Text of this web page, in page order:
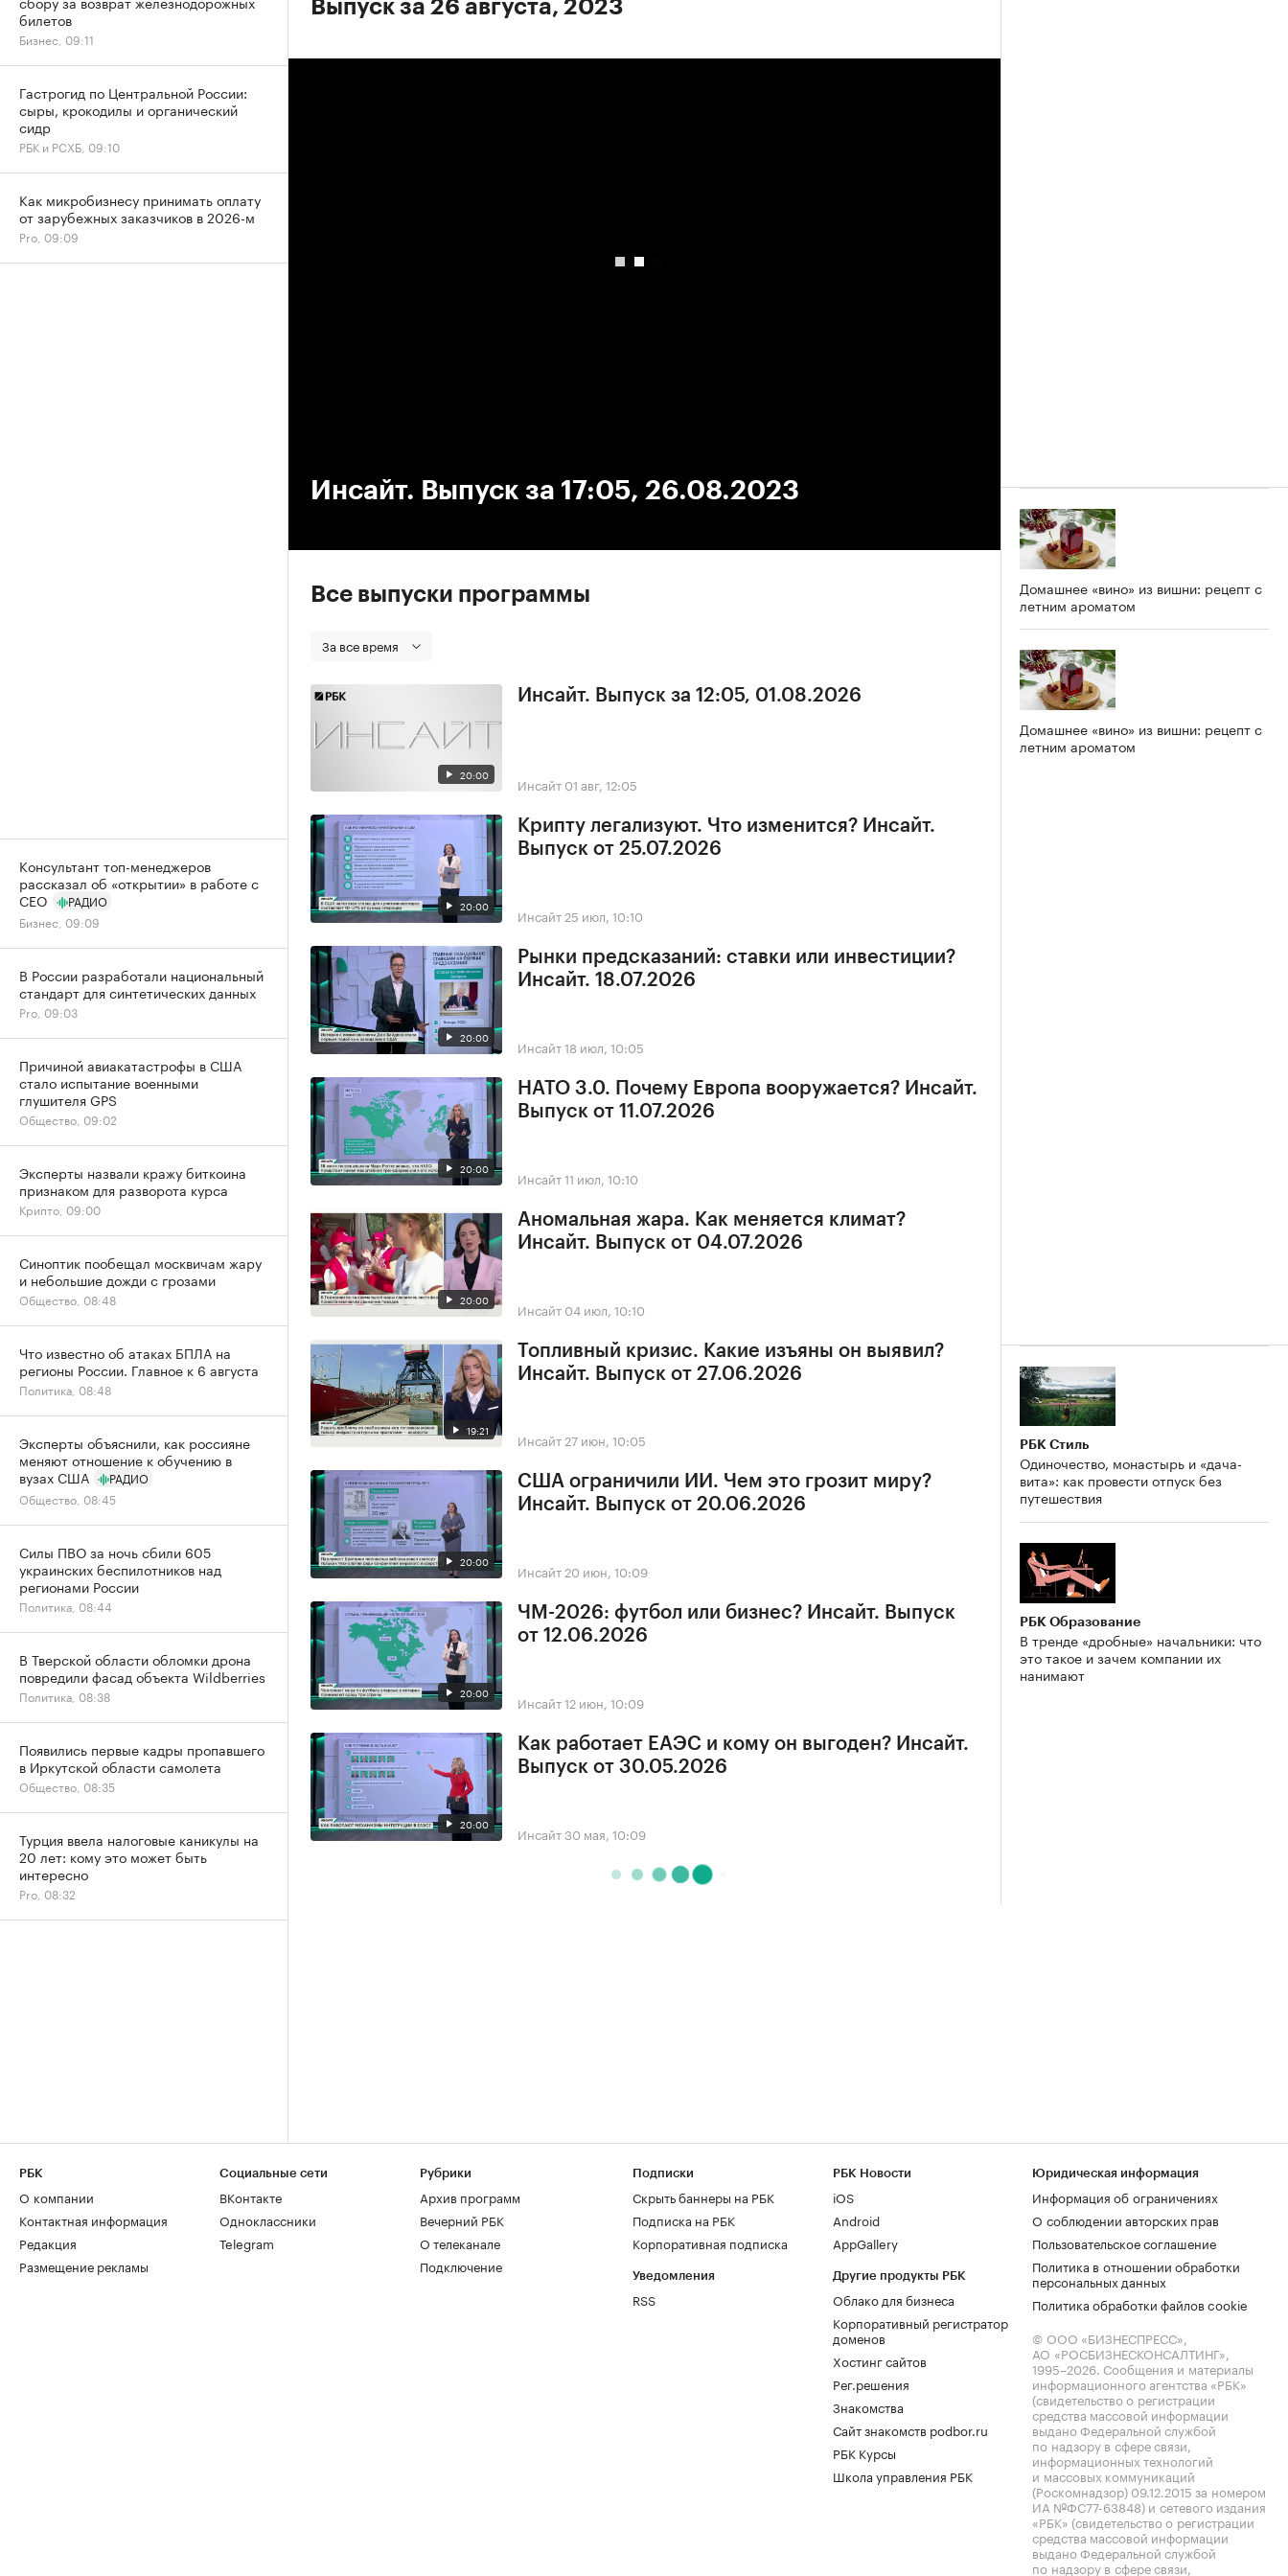
Выпуск за 26 августа, 2023
Инсайт. Выпуск за 17:05, 26.08.2023
Все выпуски программы
За все время
20:00
Инсайт. Выпуск за 12:05, 01.08.2026
Инсайт 01 авг, 12:05
20:00
Крипту легализуют. Что изменится? Инсайт.
Выпуск от 25.07.2026
Инсайт 25 июл, 10:10
20:00
Рынки предсказаний: ставки или инвестиции?
Инсайт. 18.07.2026
Инсайт18 июл, 10:05
20:00
НАТО 3.0. Почему Европа вооружается? Инсайт.
Выпуск от 11.07.2026
Инсайт11 июл, 10:10
20:00
Аномальная жара. Как меняется климат?
Инсайт. Выпуск от 04.07.2026
Инсайт 04 июл, 10:10
19:21
Топливный кризис. Какие изъяны он выявил?
Инсайт. Выпуск от 27.06.2026
Инсайт 27 июн, 10:05
20:00
США ограничили ИИ. Чем это грозит миру?
Инсайт. Выпуск от 20.06.2026
Инсайт 20 июн, 10:09
20:00
ЧМ-2026: футбол или бизнес? Инсайт. Выпуск
от 12.06.2026
Инсайт12 июн, 10:09
20:00
Как работает ЕАЭС и кому он выгоден? Инсайт.
Выпуск от 30.05.2026
Инсайт30 мая, 10:09
Домашнее «вино» из вишни: рецепт с
летним ароматом
Домашнее «вино» из вишни: рецепт с
летним ароматом
РБК Стиль
Одиночество, монастырь и «дача-
вита»: как провести отпуск без
путешествия
РБК Образование
В тренде «дробные» начальники: что
это такое и зачем компании их
нанимают
билетов
Бизнес, 09:11
Гастрогид по Центральной России:
сыры, крокодилы и органический
сидр
РБК и РСХБ, 09:10
Как микробизнесу принимать оплату
от зарубежных заказчиков в 2026-м
Pro, 09:09
Консультант топ-менеджеров
рассказал об «открытии» в работе с
CEO
РАДИО
Бизнес, 09:09
В России разработали национальный
стандарт для синтетических данных
Pro, 09:03
Причиной авиакатастрофы в США
стало испытание военными
глушителя GPS
Общество, 09:02
Эксперты назвали кражу биткоина
признаком для разворота курса
Крипто, 09:00
Синоптик пообещал москвичам жару
и небольшие дожди с грозами
Общество, 08:48
Что известно об атаках БПЛА на
регионы России. Главное к 6 августа
Политика, 08:48
Эксперты объяснили, как россияне
меняют отношение к обучению в
вузах США
РАДИО
Общество, 08:45
Силы ПВО за ночь сбили 605
украинских беспилотников над
регионами России
Политика, 08:44
В Тверской области обломки дрона
повредили фасад объекта Wildberries
Политика, 08:38
Появились первые кадры пропавшего
в Иркутской области самолета
Общество, 08:35
Турция ввела налоговые каникулы на
20 лет: кому это может быть
интересно
Pro, 08:32
РБК
О компании
Контактная информация
Редакция
Размещение рекламы
Социальные сети
ВКонтакте
Одноклассники
Telegram
Рубрики
Архив программ
Вечерний РБК
О телеканале
Подключение
Подписки
Скрыть баннеры на РБК
Подписка на РБК
Корпоративная подписка
Уведомления
RSS
РБК Новости
iOS
Android
AppGallery
Другие продукты РБК
Облако для бизнеса
Корпоративный регистратор
доменов
Хостинг сайтов
Рег.решения
Знакомства
Сайт знакомств podbor.ru
РБК Курсы
Школа управления РБК
Юридическая информация
Информация об ограничениях
О соблюдении авторских прав
Пользовательское соглашение
Политика в отношении обработки
персональных данных
Политика обработки файлов cookie
© ООО «БИЗНЕСПРЕСС»,
АО «РОСБИЗНЕСКОНСАЛТИНГ»,
1995–2026. Сообщения и материалы
информационного агентства «РБК»
(свидетельство о регистрации
средства массовой информации
выдано Федеральной службой
по надзору в сфере связи,
информационных технологий
и массовых коммуникаций
(Роскомнадзор) 09.12.2015 за номером
ИА №ФС77-63848) и сетевого издания
«РБК» (свидетельство о регистрации
средства массовой информации
выдано Федеральной службой
по надзору в сфере связи,